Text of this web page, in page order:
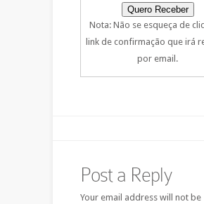
Nota: Não se esqueça de
link de confirmação que irá
por email.
Post a Reply
Your email address will not be